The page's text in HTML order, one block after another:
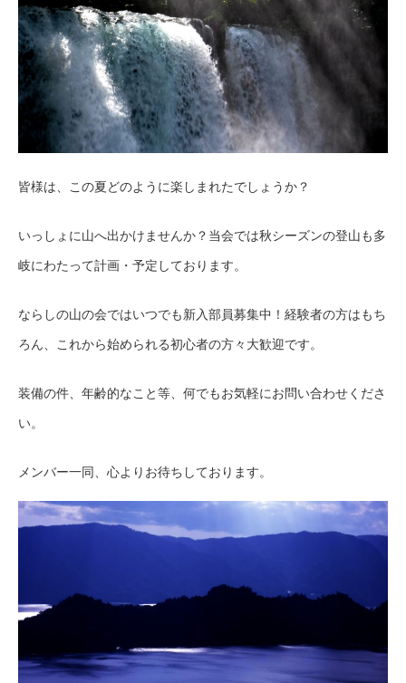
皆様は、この夏どのように楽しまれたでしょうか？
いっしょに山へ出かけませんか？当会では秋シーズンの登山も多
岐にわたって計画・予定しております。
ならしの山の会ではいつでも新入部員募集中！経験者の方はもち
ろん、これから始められる初心者の方々大歓迎です。
装備の件、年齢的なこと等、何でもお気軽にお問い合わせくださ
い。
メンバー一同、心よりお待ちしております。